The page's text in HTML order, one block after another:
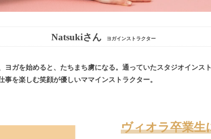
Natsukiさん ヨガインストラクター
ガを始めると、たちまち虜になる。通っていたスタジオインス
を楽しむ笑顔が優しいママインストラクター。
ヴィオラ卒業生